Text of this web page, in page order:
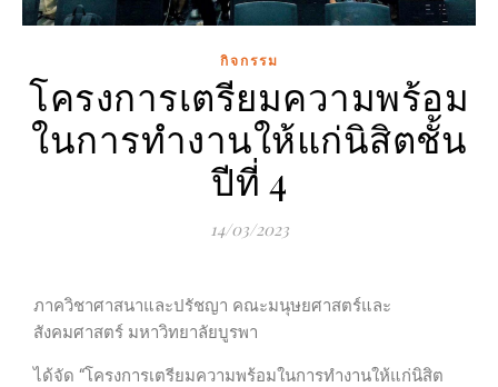
กิจกรรม
โครงการเตรียมความพร้อม
ในการทำงานให้แก่นิสิตชั้น
ปีที่ 4
14/03/2023
ภาควิชาศาสนาและปรัชญา คณะมนุษยศาสตร์และ
สังคมศาสตร์ มหาวิทยาลัยบูรพา
ได้จัด “โครงการเตรียมความพร้อมในการทำงานให้แก่นิสิต